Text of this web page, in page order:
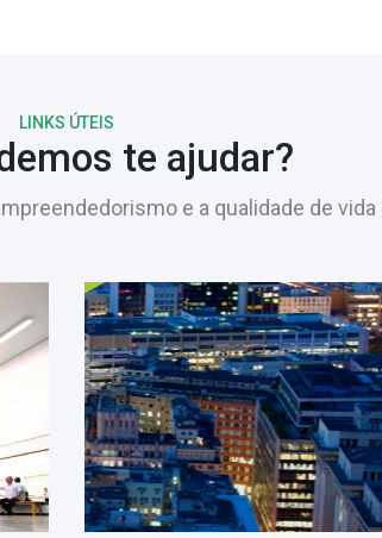
LINKS ÚTEIS
te ajudar?
e a qualidade de